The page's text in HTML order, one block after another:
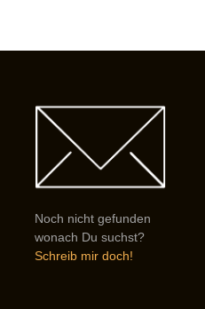
Noch nicht gefunden
wonach Du suchst?
Schreib mir doch!